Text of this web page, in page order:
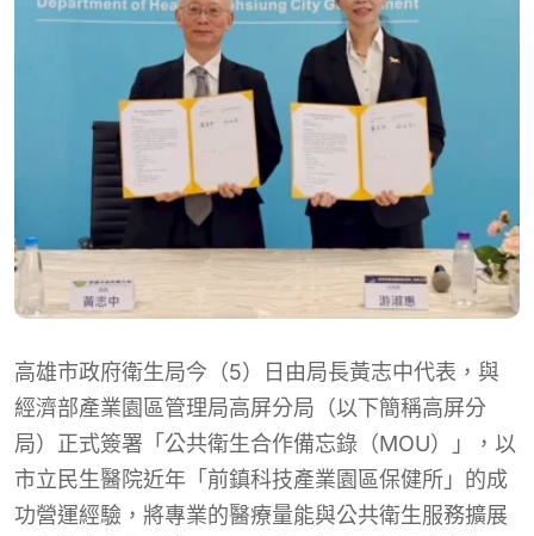
高雄市政府衛生局今（5）日由局長黃志中代表，與
經濟部產業園區管理局高屏分局（以下簡稱高屏分
局）正式簽署「公共衛生合作備忘錄（MOU）」，以
市立民生醫院近年「前鎮科技產業園區保健所」的成
功營運經驗，將專業的醫療量能與公共衛生服務擴展